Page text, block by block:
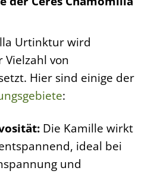
Urtinktur wird
von
Hier sind einige der
:
Die Kamille wirkt
ideal bei
und